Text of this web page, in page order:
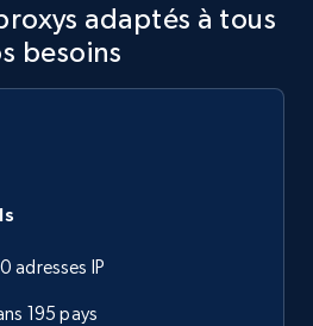
adaptés à tous
besoins
adresses IP
195 pays